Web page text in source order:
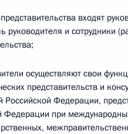
входят
руководителя и сотрудники
осуществляют свои
представительств и
Российской Федерации,
Федерации при